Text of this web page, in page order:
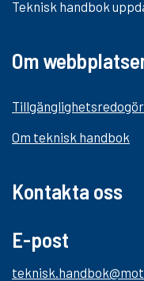
Teknisk handbok
Om
Om teknisk handbok
Kontakta oss
E-post